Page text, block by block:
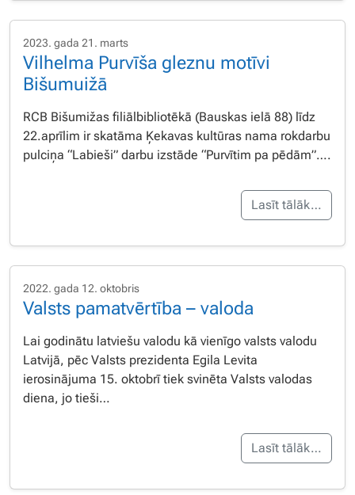
2023. gada 21. marts
Vilhelma Purvīša gleznu motīvi
Bišumuižā
RCB Bišumižas filiālbibliotēkā (Bauskas ielā 88) līdz
22.aprīlim ir skatāma Ķekavas kultūras nama rokdarbu
pulciņa “Labieši” darbu izstāde “Purvītim pa pēdām”….
Lasīt tālāk…
2022. gada 12. oktobris
Valsts pamatvērtība – valoda
Lai godinātu latviešu valodu kā vienīgo valsts valodu
Latvijā, pēc Valsts prezidenta Egila Levita
ierosinājuma 15. oktobrī tiek svinēta Valsts valodas
diena, jo tieši…
Lasīt tālāk…